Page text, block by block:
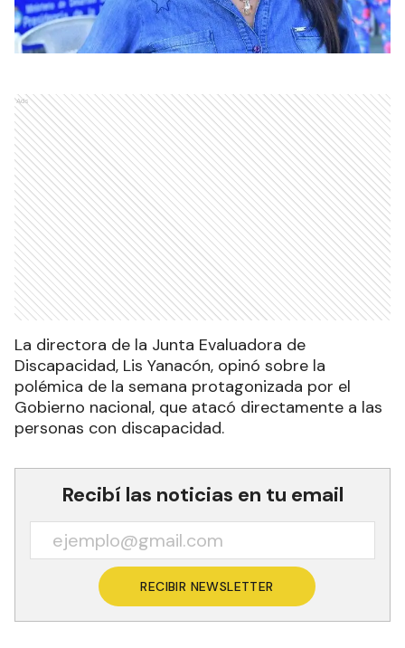
Ads
La directora de la Junta Evaluadora de
Discapacidad, Lis Yanacón, opinó sobre la
polémica de la semana protagonizada por el
Gobierno nacional, que atacó directamente a las
personas con discapacidad.
Recibí las noticias en tu email
RECIBIR NEWSLETTER